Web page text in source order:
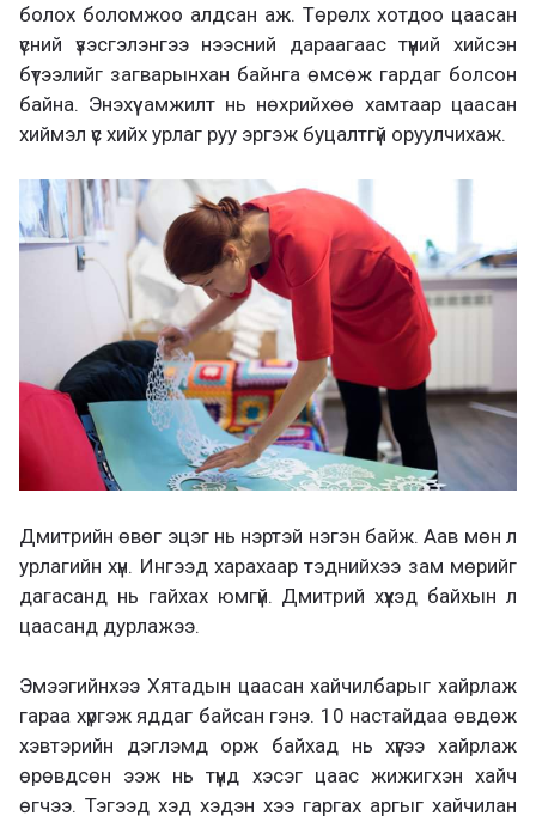
болох боломжоо алдсан аж. Төрөлх хотдоо цаасан
үсний үзэсгэлэнгээ нээсний дараагаас түүний хийсэн
бүтээлийг загварынхан байнга өмсөж гардаг болсон
байна. Энэхүү амжилт нь нөхрийхөө хамтаар цаасан
хиймэл үс хийх урлаг руу эргэж буцалтгүй оруулчихаж.
Дмитрийн өвөг эцэг нь нэртэй нэгэн байж. Аав мөн л
урлагийн хүн. Ингээд харахаар тэднийхээ зам мөрийг
дагасанд нь гайхах юмгүй. Дмитрий хүүхэд байхын л
цаасанд дурлажээ.
Эмээгийнхээ Хятадын цаасан хайчилбарыг хайрлаж
гараа хүргэж яддаг байсан гэнэ. 10 настайдаа өвдөж
хэвтэрийн дэглэмд орж байхад нь хүүгээ хайрлаж
өрөвдсөн ээж нь түүнд хэсэг цаас жижигхэн хайч
өгчээ. Тэгээд хэд хэдэн хээ гаргах аргыг хайчилан